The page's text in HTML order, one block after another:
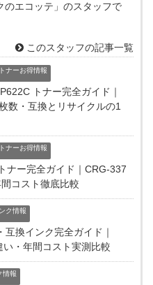
のエコッテ」のスタッフで
このスタッフの記事一覧
ナーお得情報
トナー完全ガイド｜
数・互換とリサイクルの1
ナーお得情報
ナー完全ガイド｜CRG-337
コスト徹底比較
ク情報
換インク完全ガイド｜
・年間コスト実測比較
情報